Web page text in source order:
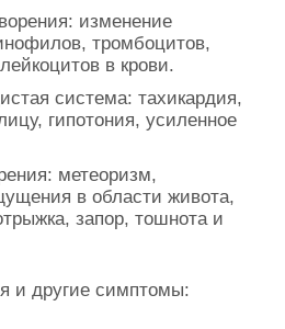
изменение
тромбоцитов,
в крови.
система: тахикардия,
гипотония, усиленное
метеоризм,
в области живота,
запор, тошнота и
и другие симптомы: